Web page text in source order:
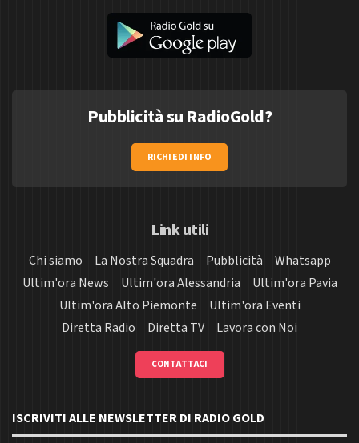
Pubblicità su RadioGold?
RICHIEDI INFO
Link utili
Chi siamo La Nostra Squadra Pubblicità
Whatsapp
Ultim'ora News
Ultim'ora Alessandria
Ultim'ora Pavia
Ultim'ora Alto Piemonte
Ultim'ora Eventi
Diretta Radio
Diretta TV Lavora con Noi
CONTATTACI
ISCRIVITI ALLE NEWSLETTER DI RADIO GOLD